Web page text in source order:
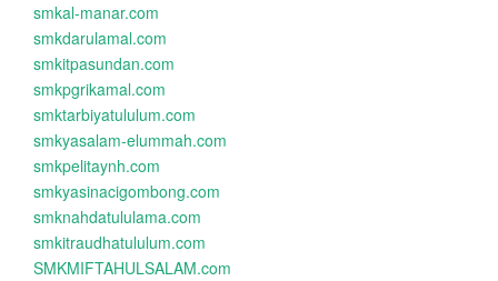
smkal-manar.com
smkdarulamal.com
smkitpasundan.com
smkpgrikamal.com
smktarbiyatululum.com
smkyasalam-elummah.com
smkpelitaynh.com
smkyasinacigombong.com
smknahdatululama.com
smkitraudhatululum.com
SMKMIFTAHULSALAM.com